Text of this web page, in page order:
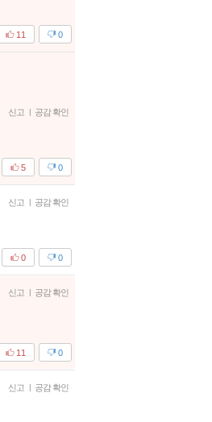
0
11
신고 | 공감 확인
0
5
신고 | 공감 확인
0
0
신고 | 공감 확인
0
11
신고 | 공감 확인